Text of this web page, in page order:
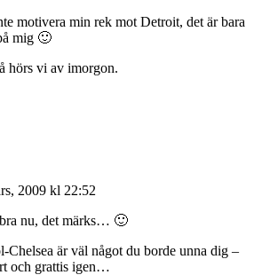
motivera min rek mot Detroit, det är bara
mig 🙂
hörs vi av imorgon.
2009 kl 22:52
nu, det märks… 🙂
Chelsea är väl något du borde unna dig –
och grattis igen…